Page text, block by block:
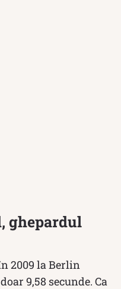
ghepardul
2009 la Berlin
9,58 secunde. Ca